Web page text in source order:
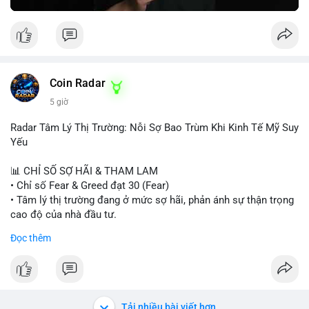
#vlikemarketindex42
Coin Radar
5 giờ
Radar Tâm Lý Thị Trường: Nỗi Sợ Bao Trùm Khi Kinh Tế Mỹ Suy
Yếu
📊 CHỈ SỐ SỢ HÃI & THAM LAM
• Chỉ số Fear & Greed đạt 30 (Fear)
• Tâm lý thị trường đang ở mức sợ hãi, phản ánh sự thận trọng
cao độ của nhà đầu tư.
📈 XU HƯỚNG TÌM KIẾM & THẢO LUẬN
CASHCAT, CRO.
Chainlink, Litecoin.
Đọc thêm